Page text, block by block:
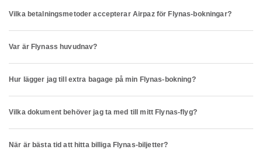
Vilka betalningsmetoder accepterar Airpaz för Flynas-bokningar?
Var är Flynass huvudnav?
Hur lägger jag till extra bagage på min Flynas-bokning?
Vilka dokument behöver jag ta med till mitt Flynas-flyg?
När är bästa tid att hitta billiga Flynas-biljetter?